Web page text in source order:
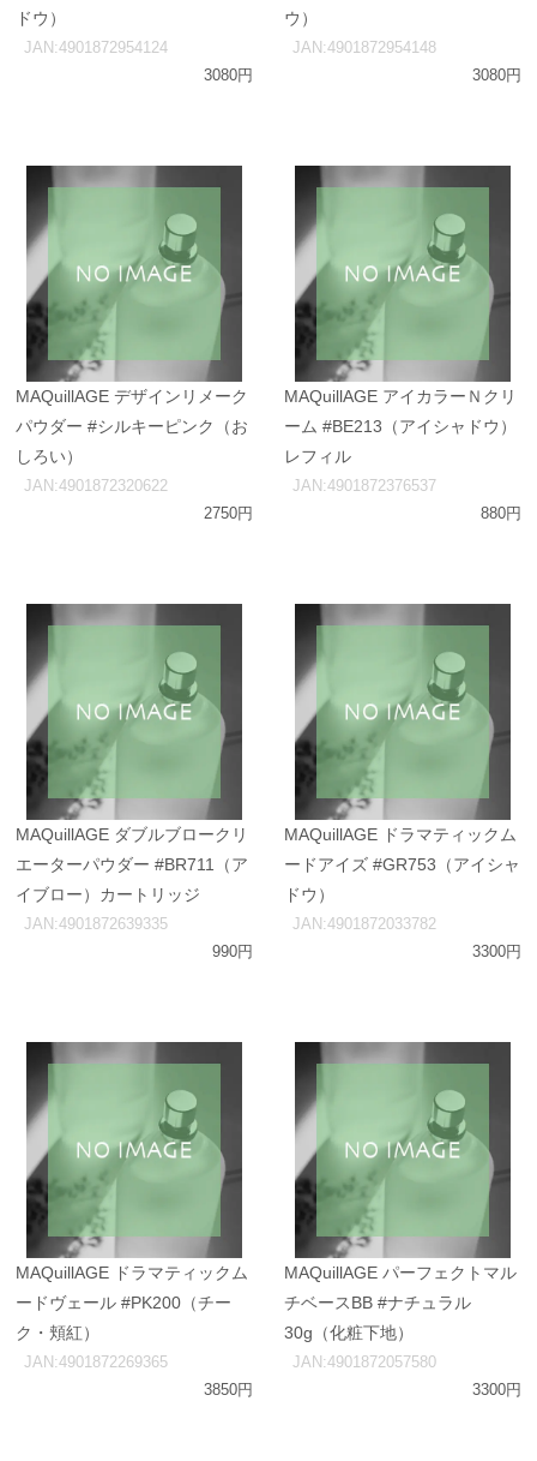
ドウ）
JAN:4901872954124
3080円
ウ）
JAN:4901872954148
3080円
MAQuillAGE デザインリメーク
パウダー #シルキーピンク（お
しろい）
JAN:4901872320622
2750円
MAQuillAGE アイカラーＮクリ
ーム #BE213（アイシャドウ）
レフィル
JAN:4901872376537
880円
MAQuillAGE ダブルブロークリ
エーターパウダー #BR711（ア
イブロー）カートリッジ
JAN:4901872639335
990円
MAQuillAGE ドラマティックム
ードアイズ #GR753（アイシャ
ドウ）
JAN:4901872033782
3300円
MAQuillAGE ドラマティックム
ードヴェール #PK200（チー
ク・頬紅）
JAN:4901872269365
3850円
MAQuillAGE パーフェクトマル
チベースBB #ナチュラル
30g（化粧下地）
JAN:4901872057580
3300円